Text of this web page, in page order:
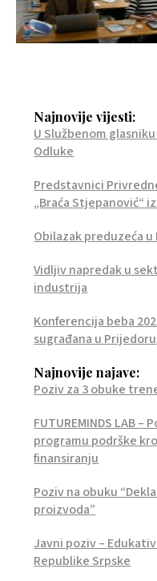
Najnovije vijesti:
U Službenom
Odluke
Predstavnici
„Braća Stjepanović“
Obilazak preduzeća u
Vidljiv napredak u
industrija
Konferencija beba
sugrađana u Prijedoru
Najnovije najave:
Poziv za 3 obuke
FUTUREMINDS LAB
programu podrške
finansiranju
Poziv na obuku
proizvoda”
Javni poziv –
Republike Srpske